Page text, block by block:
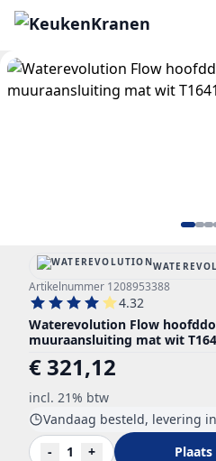
Artikelnummer 1208953388
4.32
Waterevolution Flow
muuraansluiting mat wit
€ 321,12
incl. 21% btw
Vandaag besteld, levering
-
1 +